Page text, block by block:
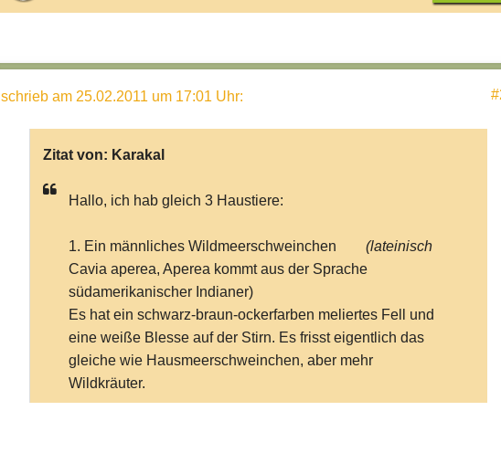
schrieb am 25.02.2011 um 17:01 Uhr:
Zitat von: Karakal
Hallo, ich hab gleich 3 Haustiere:
1. Ein männliches Wildmeerschweinchen (lateinisch
Cavia aperea, Aperea kommt aus der Sprache
südamerikanischer Indianer)
Es hat ein schwarz-braun-ockerfarben meliertes Fell und
eine weiße Blesse auf der Stirn. Es frisst eigentlich das
gleiche wie Hausmeerschweinchen, aber mehr
Wildkräuter.